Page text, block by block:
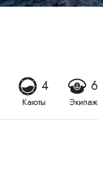
4
Каюты
6
Экипаж